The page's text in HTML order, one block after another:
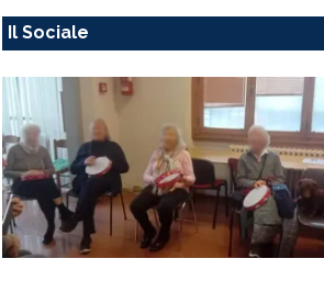
Il Sociale